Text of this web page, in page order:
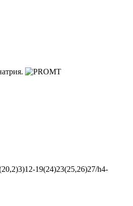
19(24)23(25,26)27/h4-